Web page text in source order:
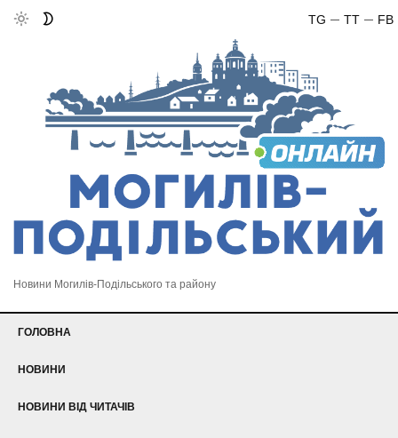
FB
TT
TG
Новини Могилів-Подільського та району
ГОЛОВНА
НОВИНИ
НОВИНИ ВІД ЧИТАЧІВ